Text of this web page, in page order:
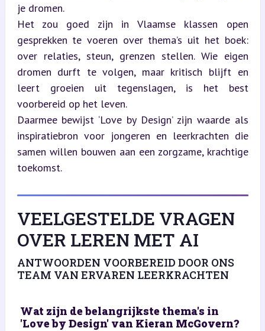
je dromen.
Het zou goed zijn in Vlaamse klassen open
gesprekken te voeren over thema’s uit het boek:
over relaties, steun, grenzen stellen. Wie eigen
dromen durft te volgen, maar kritisch blijft en
leert groeien uit tegenslagen, is het best
voorbereid op het leven.
Daarmee bewijst ‘Love by Design’ zijn waarde als
inspiratiebron voor jongeren en leerkrachten die
samen willen bouwen aan een zorgzame, krachtige
toekomst.
VEELGESTELDE VRAGEN
OVER LEREN MET AI
ANTWOORDEN VOORBEREID DOOR ONS
TEAM VAN ERVAREN LEERKRACHTEN
Wat zijn de belangrijkste thema's in
'Love by Design' van Kieran McGovern?